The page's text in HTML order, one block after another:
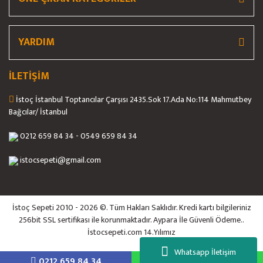
Whatsapp İletişim
YARDIM
İLETİŞİM
İstoç İstanbul Toptancılar Çarşısı 2435.Sok 17.Ada No:114 Mahmutbey
Bağcılar/ İstanbul
0212 659 84 34 - 0549 659 84 34
istocsepeti@gmail.com
İstoç Sepeti 2010 - 2026 ©. Tüm Hakları Saklıdır. Kredi kartı bilgileriniz
256bit SSL sertifikası ile korunmaktadır. Aypara İle Güvenli Ödeme..
İstocsepeti.com 14.Yılımız